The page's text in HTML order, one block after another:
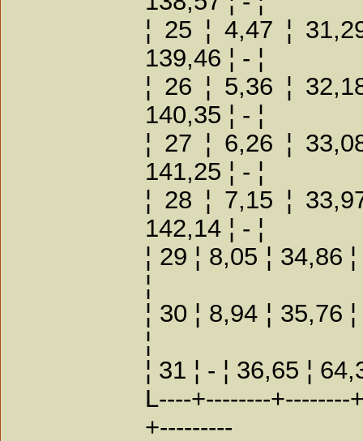
¦ 25 ¦ 4,47 ¦
139,46 ¦ - ¦
¦ 26 ¦ 5,36 ¦
140,35 ¦ - ¦
¦ 27 ¦ 6,26 ¦
141,25 ¦ - ¦
¦ 28 ¦ 7,15 ¦
142,14 ¦ - ¦
¦ 29 ¦ 8,05 ¦ 34,86
¦
¦ 30 ¦ 8,94 ¦ 35,76
¦
¦ 31 ¦ - ¦ 36,65 ¦
L----+--------+--------
+---------